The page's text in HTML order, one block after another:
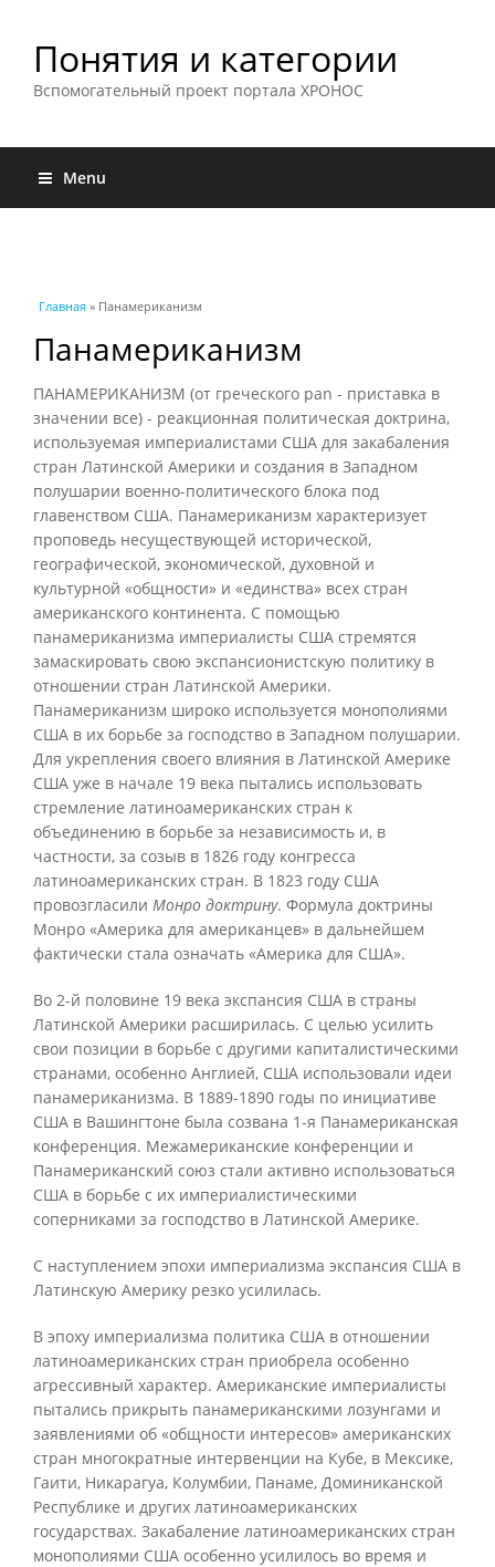
Понятия и категории
Вспомогательный проект портала ХРОНОС
Menu
Вы здесь
Главная » Панамериканизм
Панамериканизм
ПАНАМЕРИКАНИЗМ (от греческого pan - приставка в
значении все) - реакционная политическая доктрина,
используемая империалистами США для закабаления
стран Латинской Америки и создания в Западном
полушарии военно-политического блока под
главенством США. Панамериканизм характеризует
проповедь несуществующей исторической,
географической, экономической, духовной и
культурной «общности» и «единства» всех стран
американского континента. С помощью
панамериканизма империалисты США стремятся
замаскировать свою экспансионистскую политику в
отношении стран Латинской Америки.
Панамериканизм широко используется монополиями
США в их борьбе за господство в Западном полушарии.
Для укрепления своего влияния в Латинской Америке
США уже в начале 19 века пытались использовать
стремление латиноамериканских стран к
объединению в борьбе за независимость и, в
частности, за созыв в 1826 году конгресса
латиноамериканских стран. В 1823 году США
провозгласили Монро доктрину. Формула доктрины
Монро «Америка для американцев» в дальнейшем
фактически стала означать «Америка для США».
Во 2-й половине 19 века экспансия США в страны
Латинской Америки расширилась. С целью усилить
свои позиции в борьбе с другими капиталистическими
странами, особенно Англией, США использовали идеи
панамериканизма. В 1889-1890 годы по инициативе
США в Вашингтоне была созвана 1-я Панамериканская
конференция. Межамериканские конференции и
Панамериканский союз стали активно использоваться
США в борьбе с их империалистическими
соперниками за господство в Латинской Америке.
С наступлением эпохи империализма экспансия США в
Латинскую Америку резко усилилась.
В эпоху империализма политика США в отношении
латиноамериканских стран приобрела особенно
агрессивный характер. Американские империалисты
пытались прикрыть панамериканскими лозунгами и
заявлениями об «общности интересов» американских
стран многократные интервенции на Кубе, в Мексике,
Гаити, Никарагуа, Колумбии, Панаме, Доминиканской
Республике и других латиноамериканских
государствах. Закабаление латиноамериканских стран
монополиями США особенно усилилось во время и